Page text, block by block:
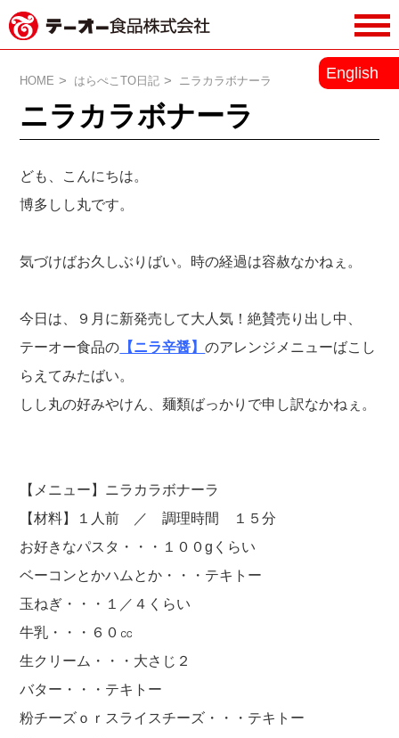
ー食品株式会社
English
HOME はらぺこTO日記 ニラカラボナーラ
ニラカラボナーラ
ども、こんにちは。
博多しし丸です。
気づけばお久しぶりばい。時の経過は容赦なかねぇ。
今日は、９月に新発売して大人気！絶賛売り出し中、
テーオー食品の 【ニラ辛醤】のアレンジメニューばこし
らえてみたばい。
しし丸の好みやけん、麺類ばっかりで申し訳なかねぇ。
【メニュー】ニラカラボナーラ
【材料】１人前 ／ 調理時間 １５分
お好きなパスタ・・・１００gくらい
ベーコンとかハムとか・・・テキトー
玉ねぎ・・・１／４くらい
牛乳・・・６０㏄
生クリーム・・・大さじ２
バター・・・テキトー
粉チーズｏｒスライスチーズ・・・テキトー